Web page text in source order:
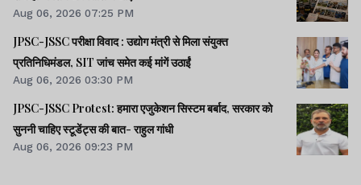
Aug 06, 2026 07:25 PM
JPSC-JSSC परीक्षा विवाद : उद्योग मंत्री से मिला संयुक्त
प्रतिनिधिमंडल, SIT जांच समेत कई मांगें उठाईं
Aug 06, 2026 03:30 PM
JPSC-JSSC Protest: हमारा एजुकेशन सिस्टम बर्बाद, सरकार को
सुननी चाहिए स्टूडेंट्स की बात- राहुल गांधी
Aug 06, 2026 09:23 PM